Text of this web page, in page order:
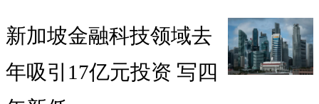
新加坡金融科技领域去
年吸引17亿元投资 写四